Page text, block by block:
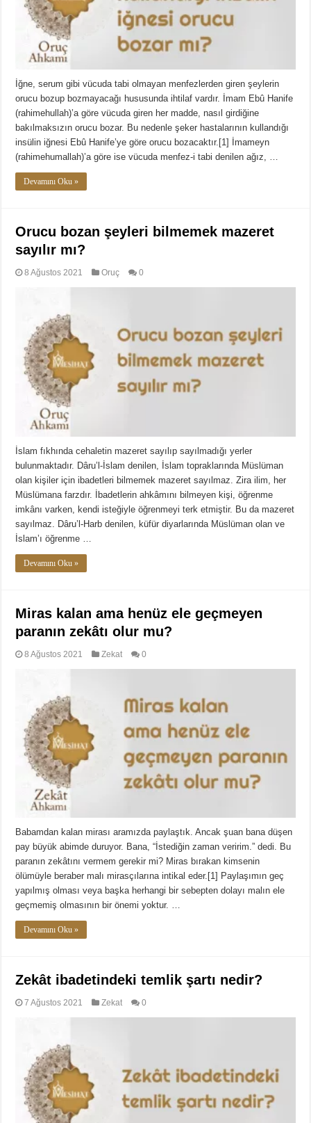
İğne, serum gibi vücuda tabi olmayan menfezlerden giren şeylerin
orucu bozup bozmayacağı hususunda ihtilaf vardır. İmam Ebû Hanife
(rahimehullah)’a göre vücuda giren her madde, nasıl girdiğine
bakılmaksızın orucu bozar. Bu nedenle şeker hastalarının kullandığı
insülin iğnesi Ebû Hanife’ye göre orucu bozacaktır.[1] İmameyn
(rahimehumallah)’a göre ise vücuda menfez-i tabi denilen ağız, …
Devamını Oku »
Orucu bozan şeyleri bilmemek mazeret
sayılır mı?
8 Ağustos 2021 Oruç 0
İslam fıkhında cehaletin mazeret sayılıp sayılmadığı yerler
bulunmaktadır. Dâru’l-İslam denilen, İslam topraklarında Müslüman
olan kişiler için ibadetleri bilmemek mazeret sayılmaz. Zira ilim, her
Müslümana farzdır. İbadetlerin ahkâmını bilmeyen kişi, öğrenme
imkânı varken, kendi isteğiyle öğrenmeyi terk etmiştir. Bu da mazeret
sayılmaz. Dâru’l-Harb denilen, küfür diyarlarında Müslüman olan ve
İslam’ı öğrenme …
Devamını Oku »
Miras kalan ama henüz ele geçmeyen
paranın zekâtı olur mu?
8 Ağustos 2021 Zekat 0
Babamdan kalan mirası aramızda paylaştık. Ancak şuan bana düşen
pay büyük abimde duruyor. Bana, “İstediğin zaman veririm.” dedi. Bu
paranın zekâtını vermem gerekir mi? Miras bırakan kimsenin
ölümüyle beraber malı mirasçılarına intikal eder.[1] Paylaşımın geç
yapılmış olması veya başka herhangi bir sebepten dolayı malın ele
geçmemiş olmasının bir önemi yoktur. …
Devamını Oku »
Zekât ibadetindeki temlik şartı nedir?
7 Ağustos 2021 Zekat 0